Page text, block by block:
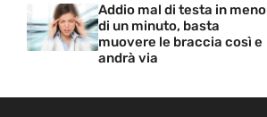
Addio mal di testa in meno
di un minuto, basta
muovere le braccia così e
andrà via